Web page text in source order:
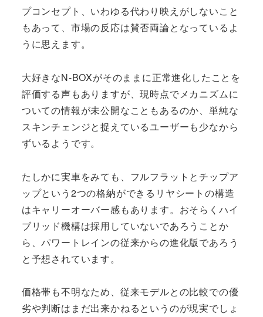
プコンセプト、いわゆる代わり映えがしないこと
もあって、市場の反応は賛否両論となっているよ
うに思えます。
大好きなN-BOXがそのままに正常進化したことを
評価する声もありますが、現時点でメカニズムに
ついての情報が未公開なこともあるのか、単純な
スキンチェンジと捉えているユーザーも少なから
ずいるようです。
たしかに実車をみても、フルフラットとチップア
ップという2つの格納ができるリヤシートの構造
はキャリーオーバー感もあります。おそらくハイ
ブリッド機構は採用していないであろうことか
ら、パワートレインの従来からの進化版であろう
と予想されています。
価格帯も不明なため、従来モデルとの比較での優
劣や判断はまだ出来かねるというのが現実でしょ